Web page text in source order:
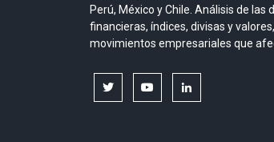
Perú, México y Chile. Análisis de las
financieras, índices, divisas y
movimientos empresariales que
twitter youtubelinkedin